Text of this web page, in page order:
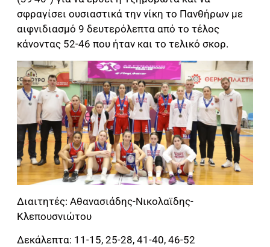
σφραγίσει ουσιαστικά την νίκη το Πανθήρων με
αιφνιδιασμό 9 δευτερόλεπτα από το τέλος
κάνοντας 52-46 που ήταν και το τελικό σκορ.
Διαιτητές: Αθανασιάδης-Νικολαϊδης-
Κλεπουσνιώτου
Δεκάλεπτα: 11-15, 25-28, 41-40, 46-52